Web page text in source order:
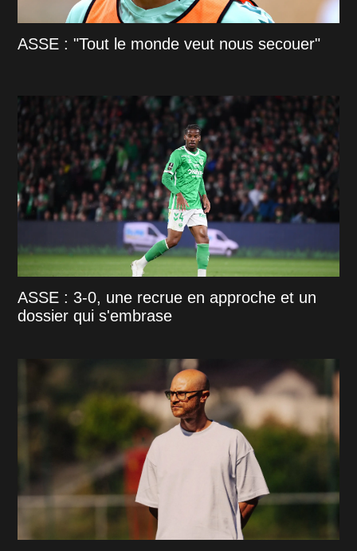
ASSE : "Tout le monde veut nous secouer"
ASSE : 3-0, une recrue en approche et un
dossier qui s'embrase